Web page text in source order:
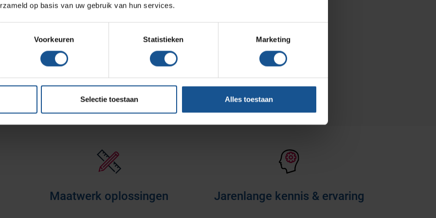
op basis van uw gebruik van hun services.
Voorkeuren Statistieken Marketing
Selectie toestaan Alles toestaan
en duurzaam, Materiaal RVS AISI 304 (18/8), Stevige
Maatwerk oplossingen Jarenlange kennis & ervaring
Assortiment
Contact
Ons team
Klantcases
Vacatures